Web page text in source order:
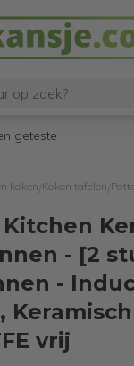
geteste
koken Koken tafelen
- [2
-
Keramisch
vrij